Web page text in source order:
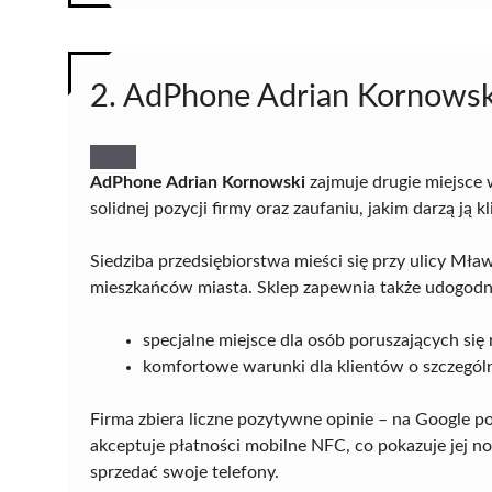
2. AdPhone Adrian
AdPhone Adrian Kornowski zajmuje drugie
solidnej pozycji firmy oraz zaufaniu, jakim darzą ją
Siedziba przedsiębiorstwa mieści się przy ulicy
mieszkańców miasta. Sklep zapewnia także
specjalne miejsce dla osób poruszających
komfortowe warunki dla klientów o
Firma zbiera liczne pozytywne opinie – na Google
akceptuje płatności mobilne NFC, co pokazuje jej
sprzedać swoje telefony.